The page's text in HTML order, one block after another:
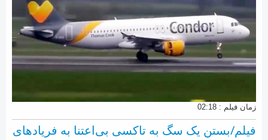
زمان فیلم : 02:18
فیلم/بستن یک سگ به تاکسی بی‌اعتنا به فریادهای